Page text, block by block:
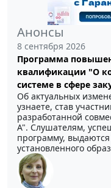
Анонсы
8 сентября 2026
Программа
квалификации "О
системе в сфере
Об актуальных
узнаете, став
разработанной
А". Слушателям,
программу, выдаются
установленного